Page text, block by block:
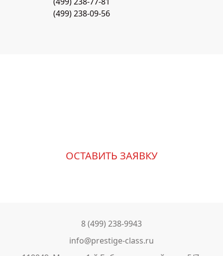
(499) 238-09-56
ОСТАВИТЬ ЗАЯВКУ
8 (499) 238-9943
info@prestige-class.ru